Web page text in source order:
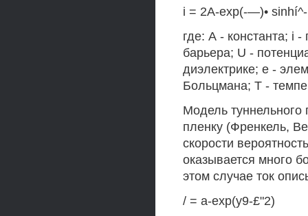
i = 2А-ехр(-—)•
где: А - константа; i
барьера; U -
диэлектрике; е -
Больцмана; Т -
Модель туннельного
пленку (Френкель,
скорости
оказывается много
этом случае ток
/ = а-ехр(у9-£"2)